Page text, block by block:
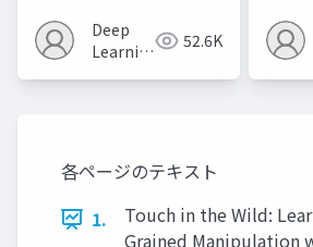
Deep
Learning
52.6K
各ページのテキスト
1.
Touch in the Wild:
Grained Manipulation